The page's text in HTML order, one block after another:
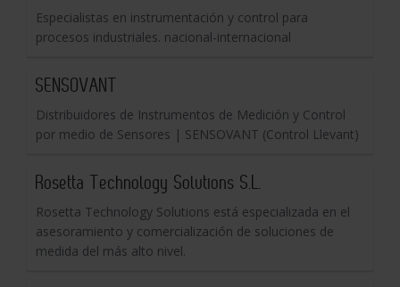
Especialistas en instrumentación y control para
procesos industriales. nacional-internacional
SENSOVANT
Distribuidores de Instrumentos de Medición y Control
por medio de Sensores | SENSOVANT (Control Llevant)
Rosetta Technology Solutions S.L.
Rosetta Technology Solutions está especializada en el
asesoramiento y comercialización de soluciones de
medida del más alto nivel.